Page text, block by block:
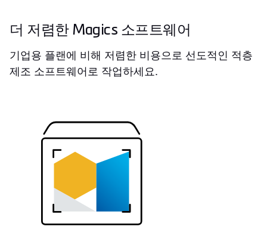
더 저렴한 Magics 소프트웨어
기업용 플랜에 비해 저렴한 비용으로 선도적인 적층
제조 소프트웨어로 작업하세요.